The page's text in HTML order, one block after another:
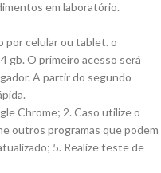
em laboratório.
por celular ou tablet. o
gb. O primeiro acesso será
A partir do segundo
Chrome; 2. Caso utilize o
outros programas que podem
5. Realize teste de